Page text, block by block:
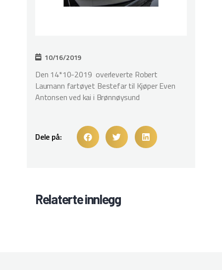
10/16/2019
Den 14*10-2019 overleverte Robert
Laumann fartøyet Bestefar til Kjøper Even
Antonsen ved kai i Brønnøysund
Dele på:
Relaterte innlegg